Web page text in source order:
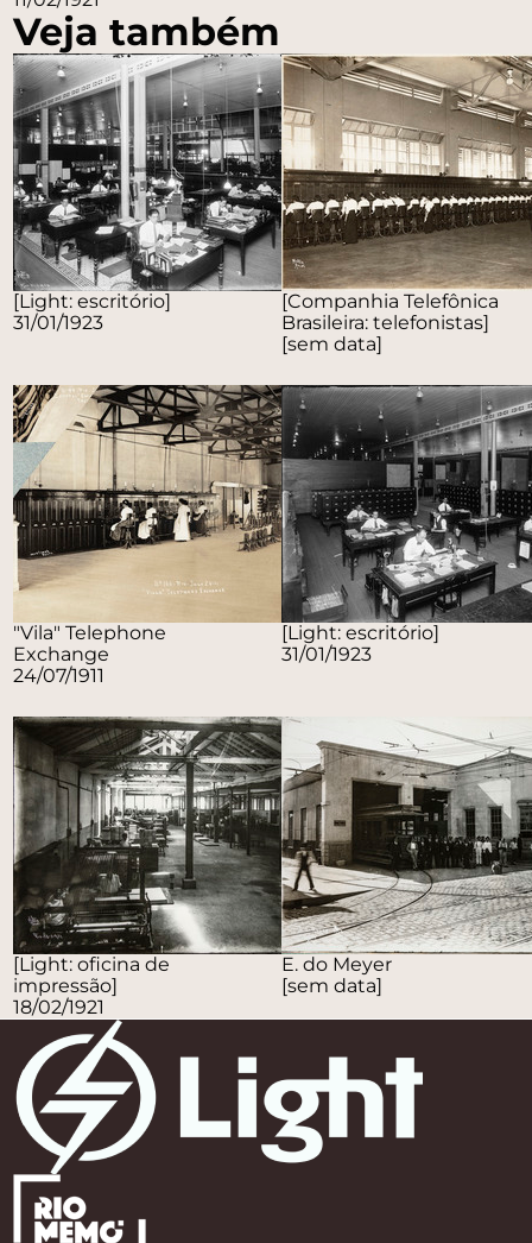
Veja também
[Light: escritório]
31/01/1923
[Companhia Telefônica
Brasileira: telefonistas]
[sem data]
"Vila" Telephone
Exchange
24/07/1911
[Light: escritório]
31/01/1923
[Light: oficina de
impressão]
18/02/1921
E. do Meyer
[sem data]